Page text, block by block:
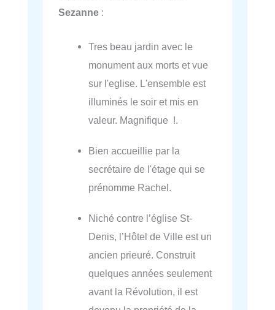
Sezanne :
Tres beau jardin avec le
monument aux morts et vue
sur l'eglise. L'ensemble est
illuminés le soir et mis en
valeur. Magnifique !.
Bien accueillie par la
secrétaire de l'étage qui se
prénomme Rachel.
Niché contre l’église St-
Denis, l’Hôtel de Ville est un
ancien prieuré. Construit
quelques années seulement
avant la Révolution, il est